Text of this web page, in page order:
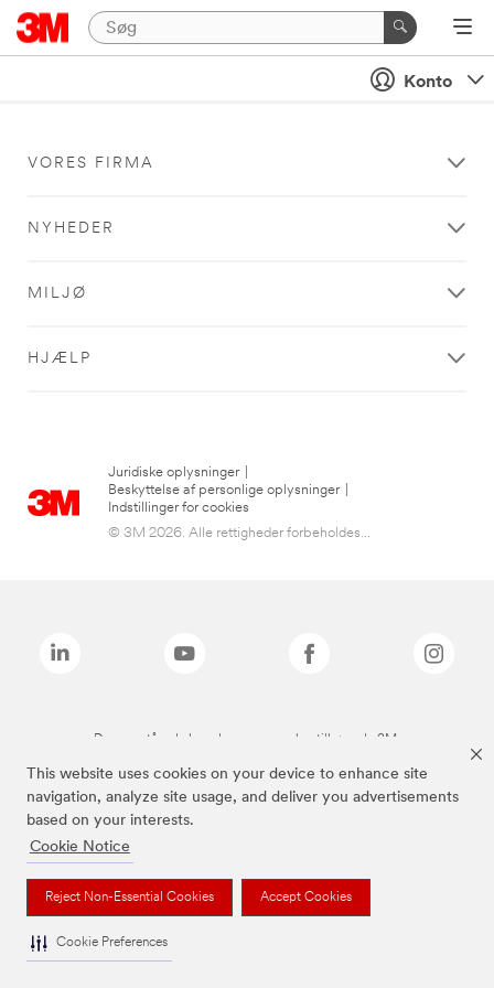
This website uses cookies on your device to enhance site
navigation, analyze site usage, and deliver you advertisements
based on your interests.
Cookie Notice
Reject Non-Essential Cookies Accept Cookies
Cookie Preferences
Konto
VORES FIRMA
NYHEDER
MILJØ
HJÆLP
Juridiske oplysninger
Beskyttelse af personlige oplysninger
Indstillinger for cookies
© 3M 2026. Alle rettigheder forbeholdes...
De ovenstående brands er varemærker tilhørende 3M.